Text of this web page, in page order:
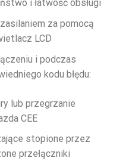
i łatwość obsługi
za pomocą
LCD
i podczas
kodu błędu:
lub przegrzanie
CEE
stopione przez
przełączniki